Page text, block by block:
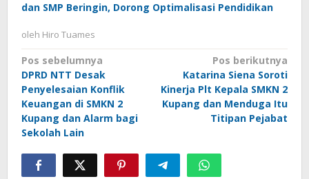
dan SMP Beringin, Dorong Optimalisasi Pendidikan
oleh Hiro Tuames
Navigasi
pos
Pos sebelumnya
DPRD NTT Desak
Penyelesaian Konflik
Keuangan di SMKN 2
Kupang dan Alarm bagi
Sekolah Lain
Pos berikutnya
Katarina Siena Soroti
Kinerja Plt Kepala SMKN 2
Kupang dan Menduga Itu
Titipan Pejabat